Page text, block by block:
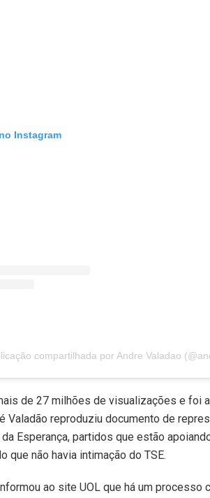
Instagram
compartilhada por Andre Valadao
de 27 milhões de visualizações e foi
Valadão reproduziu documento de
Esperança, partidos que estão
que não havia intimação do TSE.
ao site UOL que há um processo